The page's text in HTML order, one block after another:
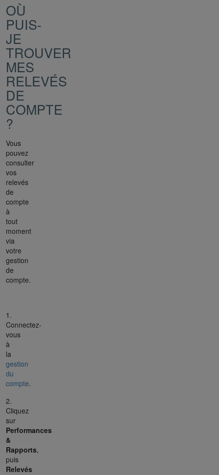
OÙ
PUIS-
JE
TROUVER
MES
RELEVÉS
DE
COMPTE
?
Vous
pouvez
consulter
vos
relevés
de
compte
à
tout
moment
via
votre
gestion
de
compte.
1.
Connectez-
vous
à
la
gestion
du
compte.
2.
Cliquez
sur
Performances
&
Rapports,
puis
Relevés